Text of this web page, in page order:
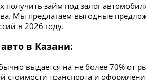
займ под залог
Мы предлагаем выгодные
в 2026 году.
в Казани:
выдается на не более 70% от
стоимости транспорта и